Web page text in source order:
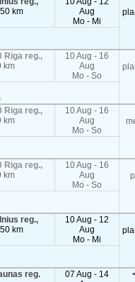
km
Aug
Mo - Mi
Riga reg.,
km
10 Aug - 16
Aug
Mo - So
Riga reg.,
km
10 Aug - 16
Aug
Mo - So
Riga reg.,
km
10 Aug - 16
Aug
Mo - So
reg.,
km
10 Aug - 12
Aug
Mo - Mi
reg.
07 Aug - 14